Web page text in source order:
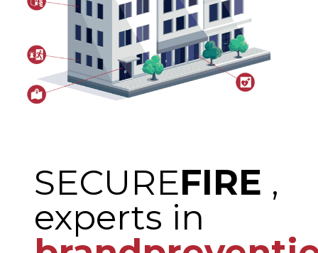
SECUREFIRE ,
experts in